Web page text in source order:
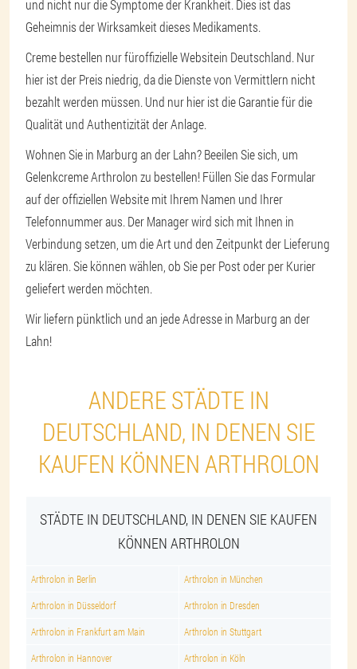
und nicht nur die Symptome der Krankheit. Dies ist das
Geheimnis der Wirksamkeit dieses Medikaments.
Creme bestellen nur füroffizielle Websitein Deutschland. Nur
hier ist der Preis niedrig, da die Dienste von Vermittlern nicht
bezahlt werden müssen. Und nur hier ist die Garantie für die
Qualität und Authentizität der Anlage.
Wohnen Sie in Marburg an der Lahn? Beeilen Sie sich, um
Gelenkcreme Arthrolon zu bestellen! Füllen Sie das Formular
auf der offiziellen Website mit Ihrem Namen und Ihrer
Telefonnummer aus. Der Manager wird sich mit Ihnen in
Verbindung setzen, um die Art und den Zeitpunkt der Lieferung
zu klären. Sie können wählen, ob Sie per Post oder per Kurier
geliefert werden möchten.
Wir liefern pünktlich und an jede Adresse in Marburg an der
Lahn!
ANDERE STÄDTE IN
DEUTSCHLAND, IN DENEN SIE
KAUFEN KÖNNEN ARTHROLON
STÄDTE IN DEUTSCHLAND, IN DENEN SIE KAUFEN
KÖNNEN ARTHROLON
Arthrolon in Berlin Arthrolon in München
Arthrolon in Düsseldorf Arthrolon in Dresden
Arthrolon in Frankfurt am Main Arthrolon in Stuttgart
Arthrolon in Hannover Arthrolon in Köln